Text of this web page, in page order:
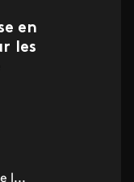
en
les
l...